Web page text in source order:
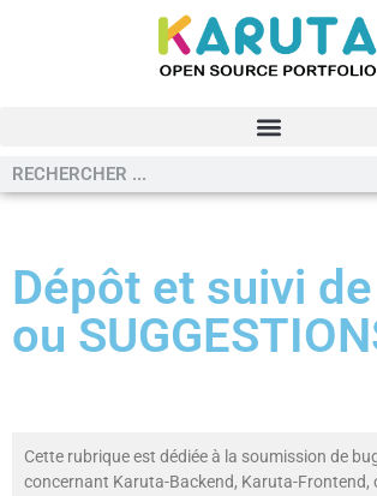
Dépôt et suivi de
ou
Cette rubrique est dédiée à la soumission de
concernant Karuta-Backend, Karuta-Frontend,